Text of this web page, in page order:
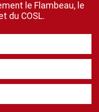
le Flambeau, le
du COSL.